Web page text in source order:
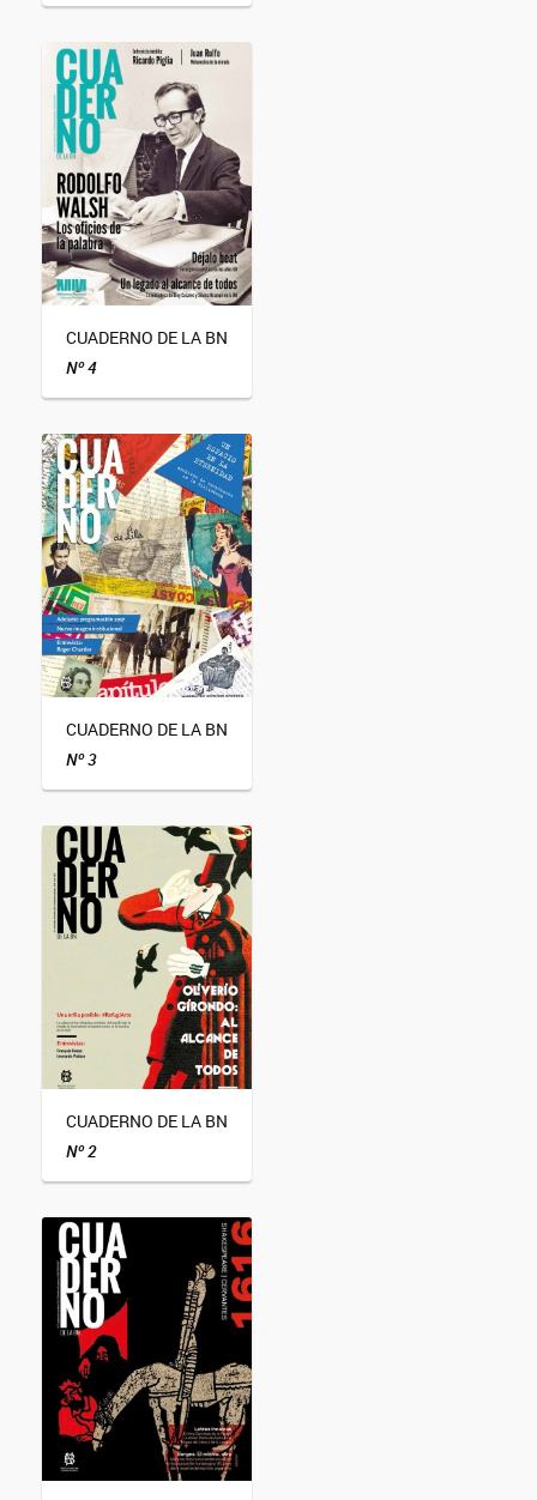
CUADERNO DE LA BN
Nº 4
CUADERNO DE LA BN
Nº 3
CUADERNO DE LA BN
Nº 2